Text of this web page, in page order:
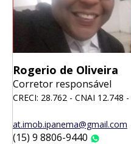
Rogerio de Oliveira
Corretor responsável
CRECI: 28.762 - CNAI
at.imob.ipanema@gmail.com
(15) 9 8806-9440